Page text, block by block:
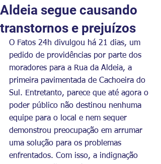
Aldeia segue causando
transtornos e prejuízos
O Fatos 24h divulgou há 21 dias, um
pedido de providências por parte dos
moradores para a Rua da Aldeia, a
primeira pavimentada de Cachoeira do
Sul. Entretanto, parece que até agora o
poder público não destinou nenhuma
equipe para o local e nem sequer
demonstrou preocupação em arrumar
uma solução para os problemas
enfrentados. Com isso, a indignação